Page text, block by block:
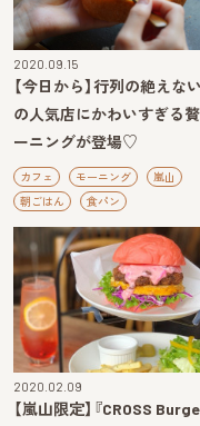
2020.09.15
【今日から】行列の絶えな
の人気店にかわいすぎる
ーニングが登場♡
カフェ モーニング
嵐山
朝ごはん
食パン
2020.02.09
【嵐山限定】『CROSS